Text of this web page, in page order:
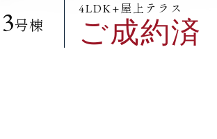
3号棟
4LDK+屋上テラス
ご成約済